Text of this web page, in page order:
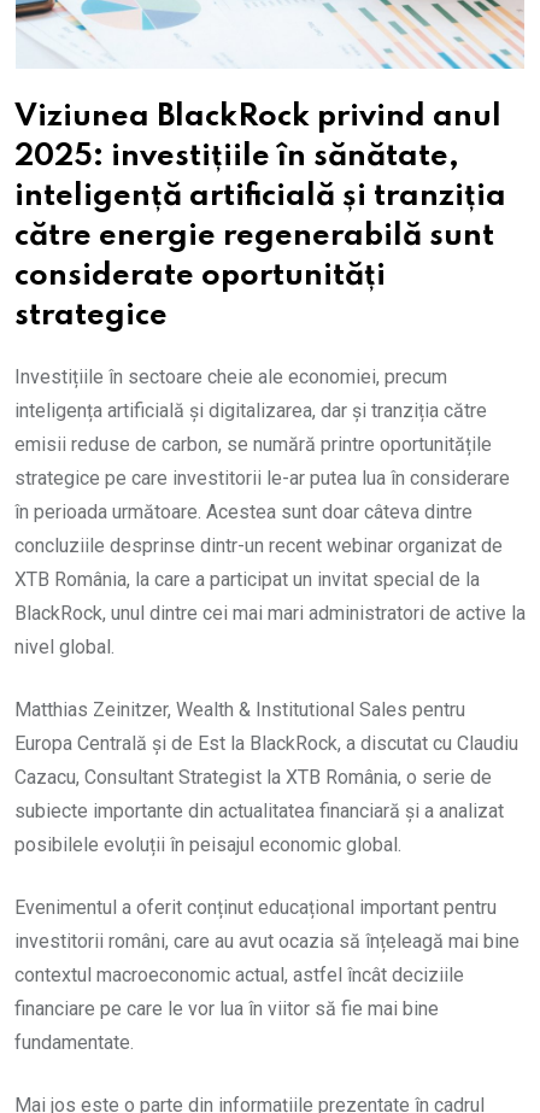
Viziunea BlackRock privind anul
2025: investițiile în sănătate,
inteligență artificială și tranziția
către energie regenerabilă sunt
considerate oportunități
strategice
Investițiile în sectoare cheie ale economiei, precum
inteligența artificială și digitalizarea, dar și tranziția către
emisii reduse de carbon, se numără printre oportunitățile
strategice pe care investitorii le-ar putea lua în considerare
în perioada următoare. Acestea sunt doar câteva dintre
concluziile desprinse dintr-un recent webinar organizat de
XTB România, la care a participat un invitat special de la
BlackRock, unul dintre cei mai mari administratori de active la
nivel global.
Matthias Zeinitzer, Wealth & Institutional Sales pentru
Europa Centrală și de Est la BlackRock, a discutat cu Claudiu
Cazacu, Consultant Strategist la XTB România, o serie de
subiecte importante din actualitatea financiară și a analizat
posibilele evoluții în peisajul economic global.
Evenimentul a oferit conținut educațional important pentru
investitorii români, care au avut ocazia să înțeleagă mai bine
contextul macroeconomic actual, astfel încât deciziile
financiare pe care le vor lua în viitor să fie mai bine
fundamentate.
Mai jos este o parte din informațiile prezentate în cadrul